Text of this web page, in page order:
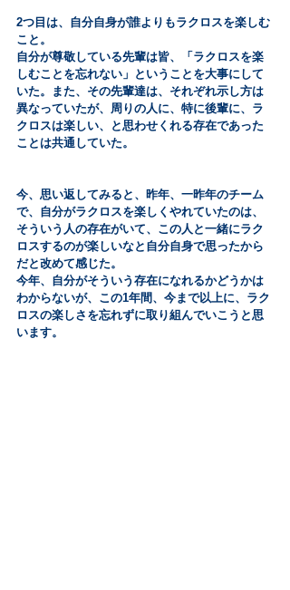
2つ目は、自分自身が誰よりもラクロスを楽しむ
こと。
自分が尊敬している先輩は皆、「ラクロスを楽
しむことを忘れない」ということを大事にして
いた。また、その先輩達は、それぞれ示し方は
異なっていたが、周りの人に、特に後輩に、ラ
クロスは楽しい、と思わせくれる存在であった
ことは共通していた。
今、思い返してみると、昨年、一昨年のチーム
で、自分がラクロスを楽しくやれていたのは、
そういう人の存在がいて、この人と一緒にラク
ロスするのが楽しいなと自分自身で思ったから
だと改めて感じた。
今年、自分がそういう存在になれるかどうかは
わからないが、この1年間、今まで以上に、ラク
ロスの楽しさを忘れずに取り組んでいこうと思
います。